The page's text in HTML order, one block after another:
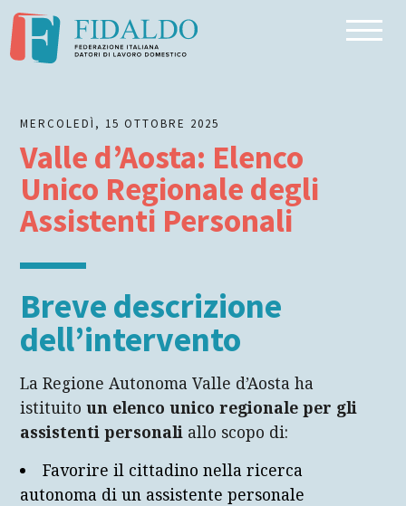
MERCOLEDÌ, 15 OTTOBRE 2025
Valle d’Aosta: Elenco
Unico Regionale degli
Assistenti Personali
Breve descrizione
dell’intervento
La Regione Autonoma Valle d’Aosta ha
istituitoun elenco unico regionale per gli
assistenti personali allo scopo di:
Favorire il cittadino nella ricerca
autonoma di un assistente personale
Inizio dell'articolo
Breve descrizione dell’intervento
Beneficiari
Requisiti e condizionalità
Dove / come fare domanda